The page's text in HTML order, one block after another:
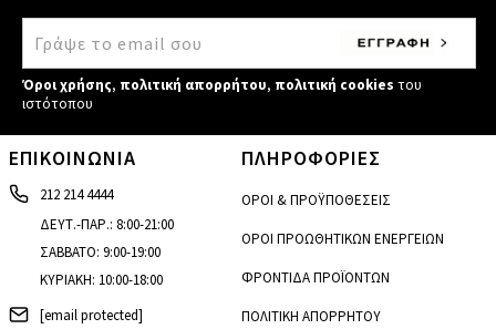
Όροι χρήσης, πολιτική απορρήτου, πολιτική cookies του
ιστότοπου
ΕΠΙΚΟΙΝΩΝΙΑ
212 214 4444
ΔΕΥΤ.-ΠΑΡ.: 8:00-21:00
ΣΑΒΒΑΤΟ: 9:00-19:00
ΚΥΡΙΑΚΗ: 10:00-18:00
[email protected]
ΠΛΗΡΟΦΟΡΙΕΣ
ΟΡΟΙ & ΠΡΟΫΠΟΘΕΣΕΙΣ
ΟΡΟΙ ΠΡΟΩΘΗΤΙΚΩΝ ΕΝΕΡΓΕΙΩΝ
ΦΡΟΝΤΙΔΑ ΠΡΟΪΟΝΤΩΝ
ΠΟΛΙΤΙΚΗ ΑΠΟΡΡΗΤΟΥ